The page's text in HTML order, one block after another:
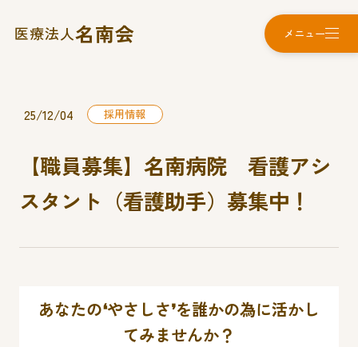
医療法人名南会 メニュー
25/12/04 採用情報
【職員募集】名南病院 看護アシ
スタント（看護助手）募集中！
あなたの❛やさしさ❜を誰かの為に活かし
てみませんか？